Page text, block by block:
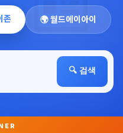
존 🌍 월드에이아이
🔍 검색